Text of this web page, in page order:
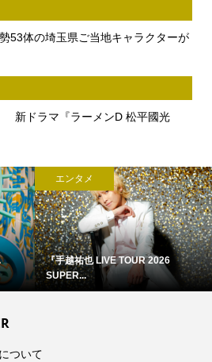
53体の埼玉県ご当地キャラクターが
新ドラマ『ラーメンD 松平國光
エンタメ
『手越祐也 LIVE TOUR 2026
SUPER...
ついて